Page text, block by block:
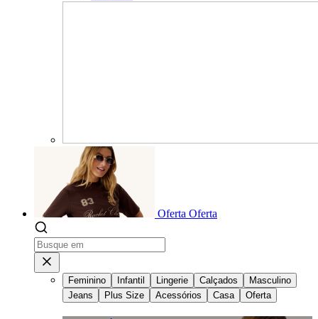
Oferta Oferta
Feminino Infantil Lingerie Calçados
Masculino
Jeans
Plus Size Acessórios Casa Oferta